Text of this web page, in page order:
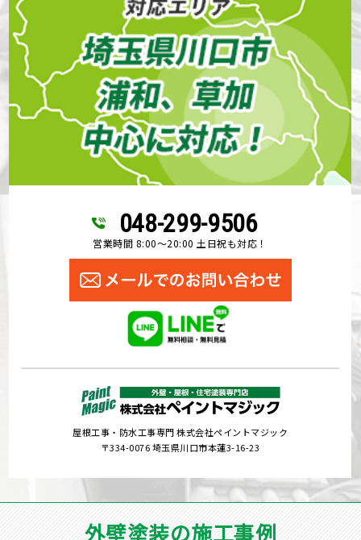
048-299-9506
営業時間 8:00～20:00 土日祝も対応！
屋根工事・防水工事専門 株式会社ペイントマジック
〒334-0076 埼玉県川口市本蓮3-16-23
外壁塗装の施工事例